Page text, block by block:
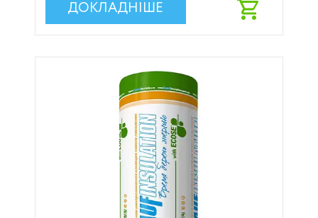
ДОКЛАДНІШЕ